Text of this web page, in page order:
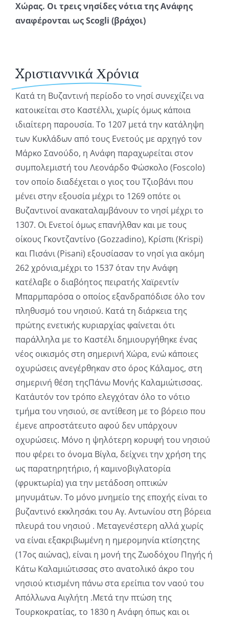
Χώρας. Οι τρεις νησίδες νότια της Ανάφης
αναφέρονται ως Scogli (βράχοι)
Xριστιαννικά Χρόνια
Κατά τη Βυζαντινή περίοδο το νησί συνεχίζει να
κατοικείται στο Καστέλλι, χωρίς όμως κάποια
ιδιαίτερη παρουσία. Το 1207 μετά την κατάληψη
των Κυκλάδων από τους Ενετούς με αρχηγό τον
Μάρκο Σανούδο, η Ανάφη παραχωρείται στον
συμπολεμιστή του Λεονάρδο Φώσκολο (Foscolo)
τον οποίο διαδέχεται ο γιος του Τζιοβάνι που
μένει στην εξουσία μέχρι το 1269 οπότε οι
Βυζαντινοί ανακαταλαμβάνουν το νησί μέχρι το
1307. Οι Ενετοί όμως επανήλθαν και με τους
οίκους Γκοντζαντίνο (Gozzadino), Κρίσπι (Krispi)
και Πισάνι (Pisani) εξουσίασαν το νησί για ακόμη
262 χρόνια,μέχρι το 1537 όταν την Ανάφη
κατέλαβε ο διαβόητος πειρατής Χαϊρεντίν
Μπαρμπαρόσα ο οποίος εξανδραπόδισε όλο τον
πληθυσμό του νησιού. Κατά τη διάρκεια της
πρώτης ενετικής κυριαρχίας φαίνεται ότι
παράλληλα με το Καστέλι δημιουργήθηκε ένας
νέος οικισμός στη σημερινή Χώρα, ενώ κάποιες
οχυρώσεις ανεγέρθηκαν στο όρος Κάλαμος, στη
σημερινή θέση τηςΠάνω Μονής Καλαμιώτισσας.
Κατ΄αυτόν τον τρόπο ελεγχόταν όλο το νότιο
τμήμα του νησιού, σε αντίθεση με το βόρειο που
έμενε απροστάτευτο αφού δεν υπάρχουν
οχυρώσεις. Μόνο η ψηλότερη κορυφή του νησιού
που φέρει το όνομα Βίγλα, δείχνει την χρήση της
ως παρατηρητήριο, ή καμινοβιγλατορία
(φρυκτωρία) για την μετάδοση οπτικών
μηνυμάτων. Το μόνο μνημείο της εποχής είναι το
βυζαντινό εκκλησάκι του Αγ. Αντωνίου στη βόρεια
πλευρά του νησιού . Μεταγενέστερη αλλά χωρίς
να είναι εξακριβωμένη η ημερομηνία κτίσηςτης
(17ος αιώνας), είναι η μονή της Ζωοδόχου Πηγής ή
Κάτω Καλαμιώτισσας στο ανατολικό άκρο του
νησιού κτισμένη πάνω στα ερείπια τον ναού του
Απόλλωνα Αιγλήτη .Μετά την πτώση της
Τουρκοκρατίας, το 1830 η Ανάφη όπως και οι